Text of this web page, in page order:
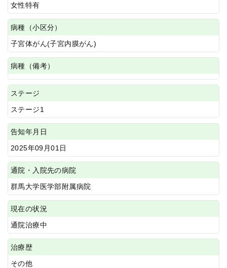
女性特有
病種（小区分）
子宮体がん(子宮内膜がん)
病種（備考）
ステージ
ステージ1
告知年月日
2025年09月01日
通院・入院先の病院
群馬大学医学部附属病院
現在の状況
通院治療中
治療歴
その他